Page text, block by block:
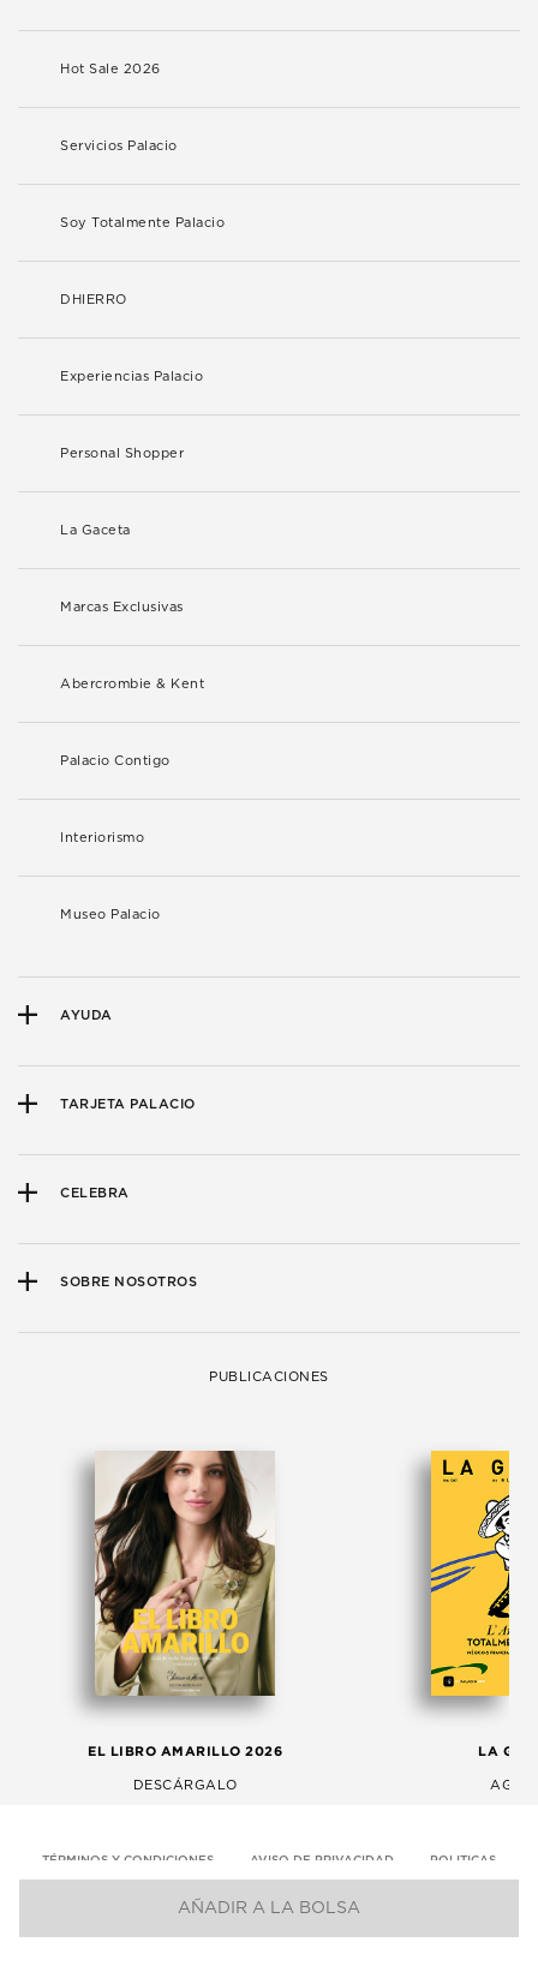
AÑADIR A LA BOLSA
Hot Sale 2026
Servicios Palacio
Soy Totalmente Palacio
DHIERRO
Experiencias Palacio
Personal Shopper
La Gaceta
Marcas Exclusivas
Abercrombie & Kent
Palacio Contigo
Interiorismo
Museo Palacio
AYUDA
TARJETA PALACIO
CELEBRA
SOBRE NOSOTROS
PUBLICACIONES
EL LIBRO AMARILLO 2026
DESCÁRGALO
LA
TÉRMINOS Y CONDICIONES AVISO DE PRIVACIDAD POLITICAS